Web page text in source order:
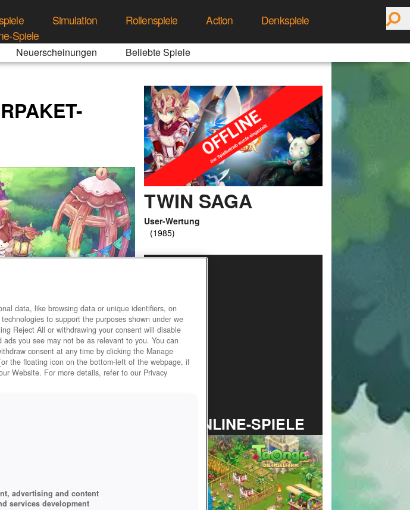
Simulation Rollenspiele Action
Denkspiele
Spiele
Neuerscheinungen Beliebte Spiele
passend dazu die
TWIN SAGA
User-Wertung
TOP ONLINE-SPIELE
data, like browsing data or unique identifiers, on
to support the purposes shown under we
Reject All or withdrawing your consent will disable
you see may not be as relevant to you. You can
consent at any time by clicking the Manage
the floating icon on the bottom-left of the webpage, if
Website. For more details, refer to our Privacy
advertising and content
services development